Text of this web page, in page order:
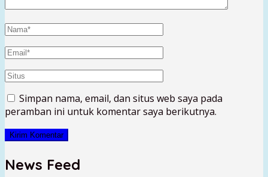
Simpan nama, email, dan situs web saya pada
peramban ini untuk komentar saya berikutnya.
News Feed